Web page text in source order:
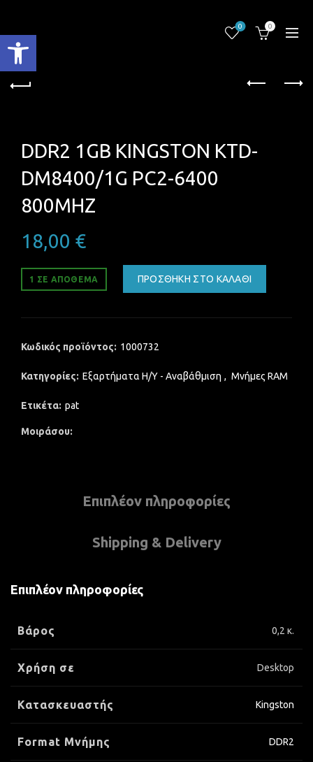
Ανοίξτε τη γραμμή εργαλείων
0 0
DDR2 1GB KINGSTON KTD-
DM8400/1G PC2-6400
800MHZ
18,00 €
1 ΣΕ ΑΠΌΘΕΜΑ ΠΡΟΣΘΉΚΗ ΣΤΟ ΚΑΛΆΘΙ
Κωδικός προϊόντος: 1000732
Κατηγορίες: Εξαρτήματα Η/Υ - Αναβάθμιση , Μνήμες RAM
Ετικέτα: pat
Μοιράσου
Επιπλέον πληροφορίες
Shipping & Delivery
Επιπλέον πληροφορίες
Βάρος 0,2 κ.
Χρήση σε Desktop
Κατασκευαστής Kingston
Format Μνήμης DDR2